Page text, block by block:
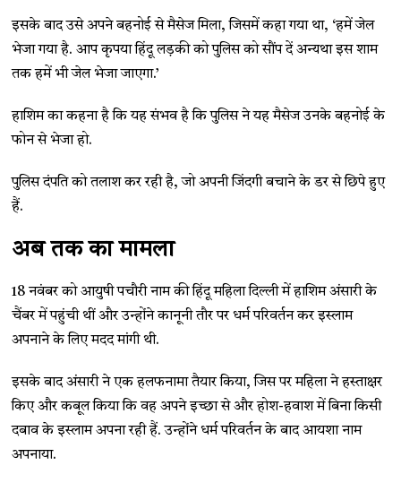
इसके बाद उसे अपने बहनोई से मैसेज मिला, जिसमें कहा गया था, ‘हमें जेल
भेजा गया है. आप कृपया हिंदू लड़की को पुलिस को सौंप दें अन्यथा इस शाम
तक हमें भी जेल भेजा जाएगा.’
हाशिम का कहना है कि यह संभव है कि पुलिस ने यह मैसेज उनके बहनोई के
फोन से भेजा हो.
पुलिस दंपति को तलाश कर रही है, जो अपनी जिंदगी बचाने के डर से छिपे हुए
हैं.
अब तक का मामला
18 नवंबर को आयुषी पचौरी नाम की हिंदू महिला दिल्ली में हाशिम अंसारी के
चैंबर में पहुंची थीं और उन्होंने कानूनी तौर पर धर्म परिवर्तन कर इस्लाम
अपनाने के लिए मदद मांगी थी.
इसके बाद अंसारी ने एक हलफनामा तैयार किया, जिस पर महिला ने हस्ताक्षर
किए और कबूल किया कि वह अपने इच्छा से और होश-हवाश में बिना किसी
दबाव के इस्लाम अपना रही हैं. उन्होंने धर्म परिवर्तन के बाद आयशा नाम
अपनाया.